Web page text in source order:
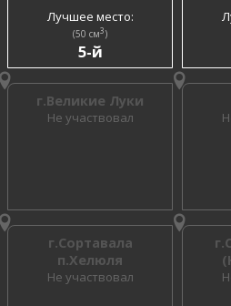
Лучшее место:
(50 см3)
5-й
г.Великие Луки
Не участвовал
г.Сортавала
п.Хелюля
Не участвовал